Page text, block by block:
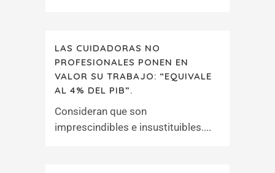
LAS CUIDADORAS NO
PROFESIONALES PONEN EN
VALOR SU TRABAJO: “EQUIVALE
AL 4% DEL PIB”.
Consideran que son
imprescindibles e insustituibles....